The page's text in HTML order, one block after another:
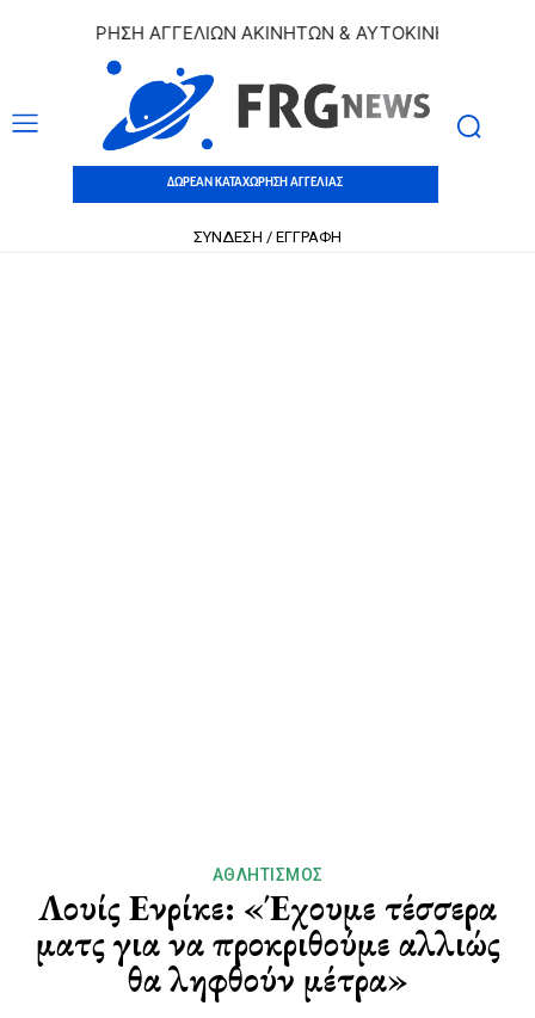
ΑΓΓΕΛΙΩΝ ΑΚΙΝΗΤΩΝ & ΑΥΤΟΚΙΝΗΤΩΝ |
ΔΩΡΕΑΝ ΚΑΤΑΧΩΡΗΣΗ ΑΓΓΕΛΙΑΣ
ΣΥΝΔΕΣΗ / ΕΓΓΡΑΦΗ
ΑΘΛΗΤΙΣΜΌΣ
Λουίς Ενρίκε: «Έχουμε τέσσερα
ματς για να προκριθούμε αλλιώς
θα ληφθούν μέτρα»